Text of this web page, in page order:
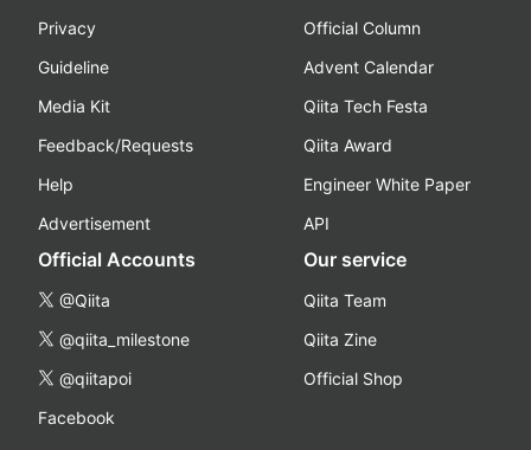
Privacy
Guideline
Media Kit
Feedback/Requests
Help
Advertisement
Official Column
Advent Calendar
Qiita Tech Festa
Qiita Award
Engineer White Paper
API
Official Accounts
@Qiita
@qiita_milestone
@qiitapoi
Facebook
Our service
Qiita Team
Qiita Zine
Official Shop